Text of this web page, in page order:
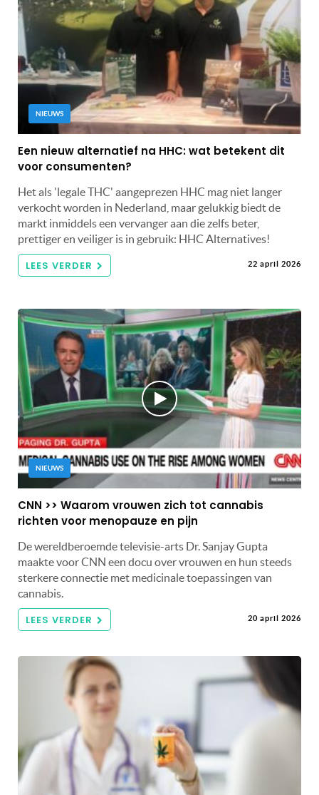
NIEUWS
Een nieuw alternatief na HHC: wat betekent dit
voor consumenten?
Het als 'legale THC' aangeprezen HHC mag niet langer
verkocht worden in Nederland, maar gelukkig biedt de
markt inmiddels een vervanger aan die zelfs beter,
prettiger en veiliger is in gebruik: HHC Alternatives!
LEES VERDER 22 april 2026
NIEUWS
CNN >> Waarom vrouwen zich tot cannabis
richten voor menopauze en pijn
De wereldberoemde televisie-arts Dr. Sanjay Gupta
maakte voor CNN een docu over vrouwen en hun steeds
sterkere connectie met medicinale toepassingen van
cannabis.
LEES VERDER 20 april 2026